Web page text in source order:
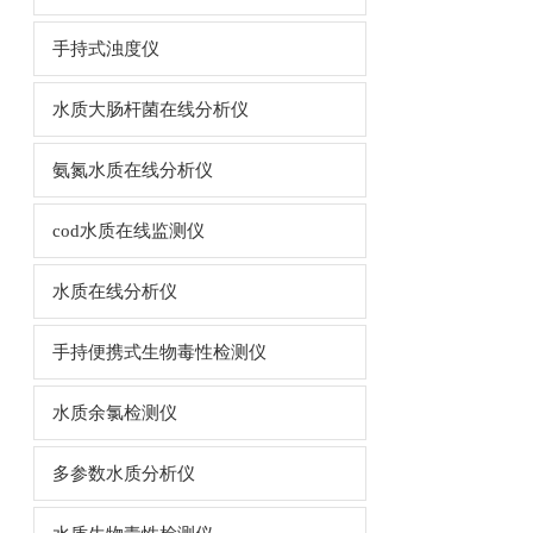
手持式浊度仪
水质大肠杆菌在线分析仪
氨氮水质在线分析仪
cod水质在线监测仪
水质在线分析仪
手持便携式生物毒性检测仪
水质余氯检测仪
多参数水质分析仪